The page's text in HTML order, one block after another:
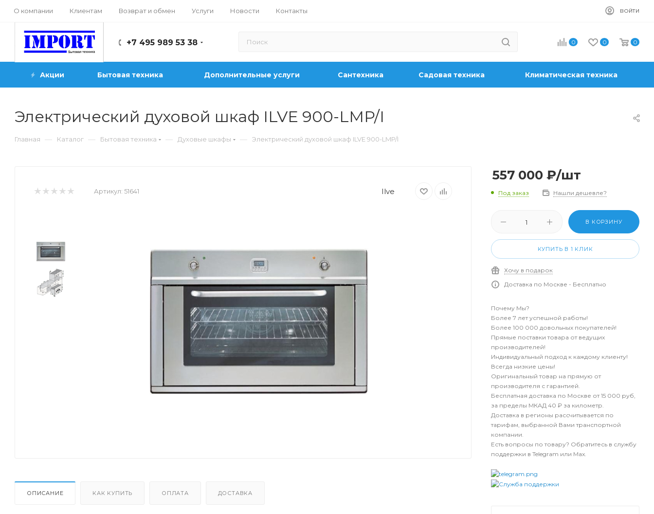
О компании Клиентам Возврат и обмен Услуги Новости Контакты ВОЙТИ
+7 495 989 53 38 0 0 0
Акции Бытовая техника Дополнительные услуги Сантехника Садовая техника Климатическая техника
Электрический духовой шкаф ILVE 900-LMP/I
Главная — Каталог — Бытовая техника — Духовые шкафы — Электрический духовой шкаф ILVE 900-LMP/I
Артикул: 51641 Ilve
ОПИСАНИЕ КАК КУПИТЬ ОПЛАТА ДОСТАВКА
557 000 ₽/шт
Под заказ Нашли дешевле?
В КОРЗИНУ
КУПИТЬ В 1 КЛИК
Хочу в подарок
Доставка по Москве - Бесплатно
Почему Мы?
Более 7 лет успешной работы!
Более 100 000 довольных покупателей!
Прямые поставки товара от ведущих
производителей!
Индивидуальный подход к каждому клиенту!
Всегда низкие цены!
Оригинальный товар на прямую от
производителя с гарантией.
Бесплатная доставка по Москве от 15 000 руб,
за пределы МКАД 40 ₽ за километр.
Доставка в регионы рассчитывается по
тарифам, выбранной Вами транспортной
компании.
Есть вопросы по товару? Обратитесь в службу
поддержки в Telegram или Max.